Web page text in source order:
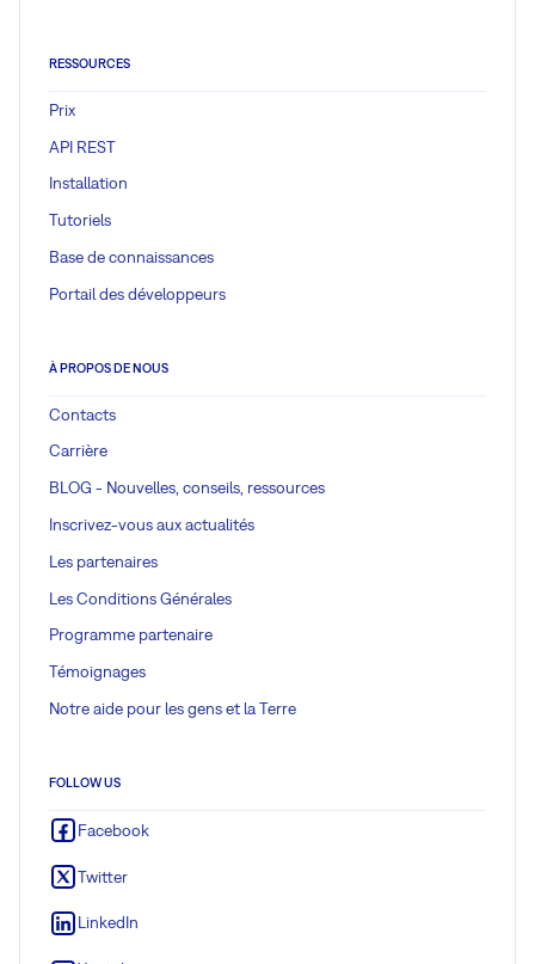
RESSOURCES
Prix
API REST
Installation
Tutoriels
Base de connaissances
Portail des développeurs
À PROPOS DE NOUS
Contacts
Carrière
BLOG - Nouvelles, conseils, ressources
Inscrivez-vous aux actualités
Les partenaires
Les Conditions Générales
Programme partenaire
Témoignages
Notre aide pour les gens et la Terre
FOLLOW US
Facebook
Twitter
LinkedIn